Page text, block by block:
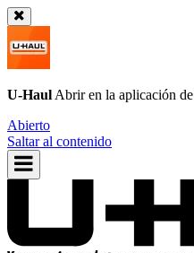
U-Haul Abrir en la aplicación de
Abierto
Saltar al contenido